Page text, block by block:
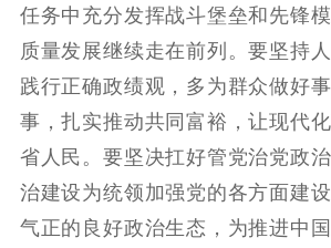
公共服务
新时代公民素养
提升资源库
新闻出版
政务服务
科研创新
服务管理平台
智库服务
管理平台
文化产业
统计分析
数字出版
审读服务
任务中充分发挥战斗堡垒和先锋
质量发展继续走在前列。要坚持
践行正确政绩观，多为群众做好
事，扎实推动共同富裕，让现代
省人民。要坚决扛好管党治党政
治建设为统领加强党的各方面建
气正的良好政治生态，为推进中